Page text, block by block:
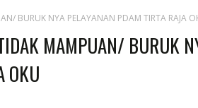
BURUK NYA PELAYANAN PDAM TIRTA RAJA
MAMPUAN/ BURUK
OKU